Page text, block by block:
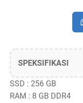
SPEKSIFIKASI
SSD : 256 GB
RAM : 8 GB DDR4